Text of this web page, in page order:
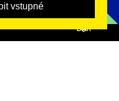
DAR
vstupné